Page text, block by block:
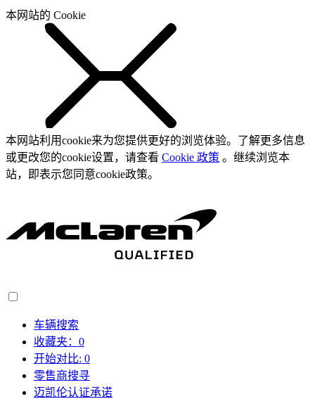
本网站的 Cookie
本网站利用cookie来为您提供更好的浏览体验。了解更多信息
或更改您的cookie设置，请查看 Cookie 政策 。继续浏览本
站，即表示您同意cookie政策。
车辆搜索
收藏夹： 0
开始对比: 0
零售商搜寻
迈凯伦认证承诺